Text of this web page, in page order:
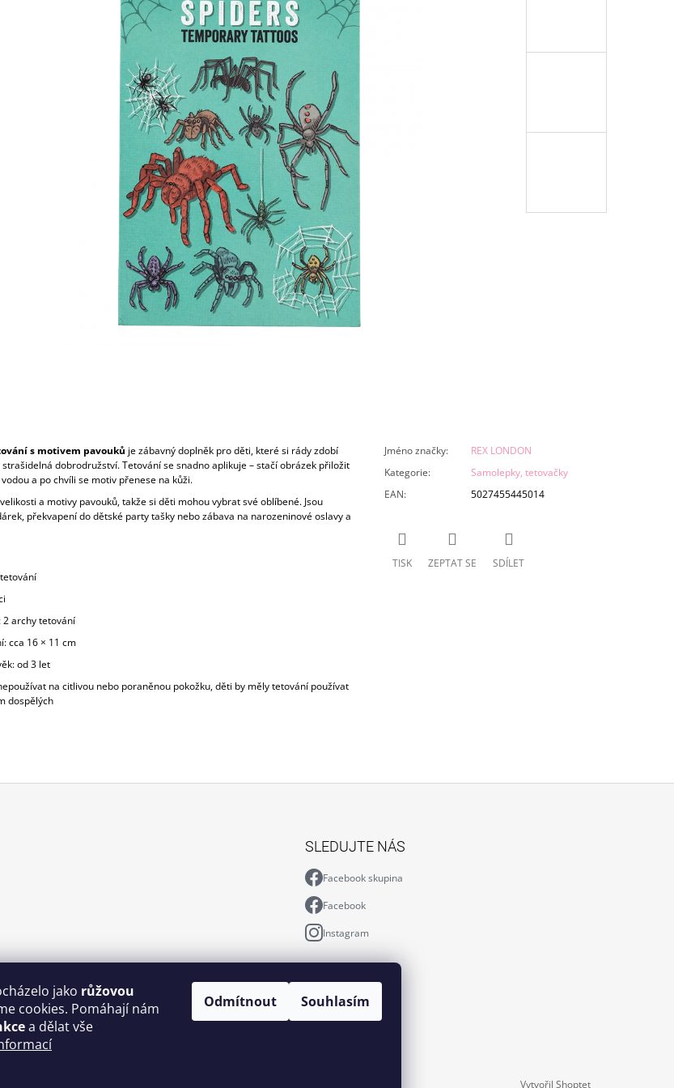
jako růžovou
cookies. Pomáhají nám
a dělat vše
Odmítnout Souhlasím
s motivem pavouků je zábavný doplněk pro děti, které si rády zdobí
dobrodružství. Tetování se snadno aplikuje – stačí obrázek přiložit
a po chvíli se motiv přenese na kůži.
a motivy pavouků, takže si děti mohou vybrat své oblíbené. Jsou
překvapení do dětské party tašky nebo zábava na narozeninové oslavy a
2 archy tetování
cca 16 × 11 cm
od 3 let
na citlivou nebo poraněnou pokožku, děti by měly tetování používat
dospělých
Jméno značky:
REX LONDON
Kategorie:
Samolepky, tetovačky
EAN: 5027455445014
TISK ZEPTAT SE SDÍLET
159 Kč
SLEDUJTE NÁS
Facebook skupina
Facebook
Instagram
Vytvořil Shoptet